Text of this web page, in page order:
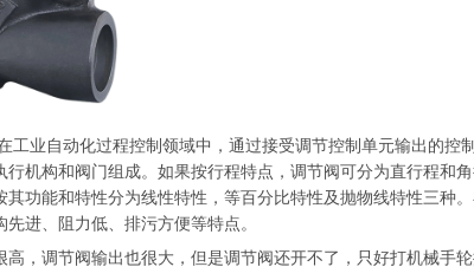
工业自动化过程控制领域中，通过接受调节控制单元输出的
行机构和阀门组成。如果按行程特点，调节阀可分为直行程和
其功能和特性分为线性特性，等百分比特性及抛物线特性三种
先进、阻力低、排污方便等特点。
调节阀输出也很大，但是调节阀还开不了，只好打机械手